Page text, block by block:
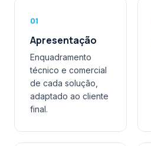
01
Apresentação
Enquadramento
técnico e comercial
de cada solução,
adaptado ao cliente
final.